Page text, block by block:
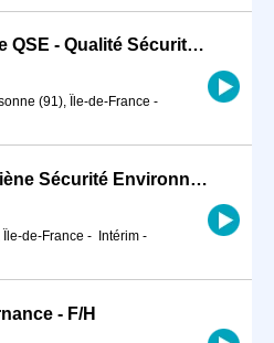
Animateur / Animatrice QSE - Qualité Sécurité Environnement BTP (H/F)
(91), Île-de-France -
Ingénieur Qualité Hygiène Sécurité Environnement (QHSE) /prévention sécurité risques prof (H/F)
de-France - Intérim -
- F/H